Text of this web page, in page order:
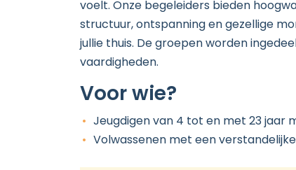
voelt. Onze begeleiders bieden
structuur, ontspanning en gezellige
jullie thuis. De groepen worden
vaardigheden.
Voor wie?
Jeugdigen van 4 tot en met 23 jaar
Volwassenen met een